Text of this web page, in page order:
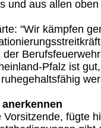
und aus allen
"Wir kämpfen
Pfalz ist
fügte